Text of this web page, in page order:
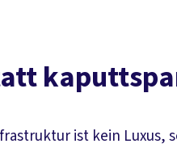
ist kein Luxus,